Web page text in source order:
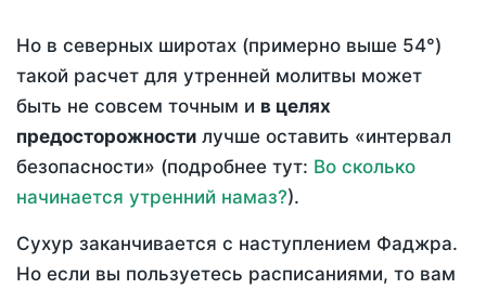
Но в северных широтах (примерно выше 54°)
такой расчет для утренней молитвы может
быть не совсем точным и в целях
предосторожности лучше оставить «интервал
безопасности» (подробнее тут: Во сколько
начинается утренний намаз?).
Сухур заканчивается с наступлением Фаджра.
Но если вы пользуетесь расписаниями, то вам